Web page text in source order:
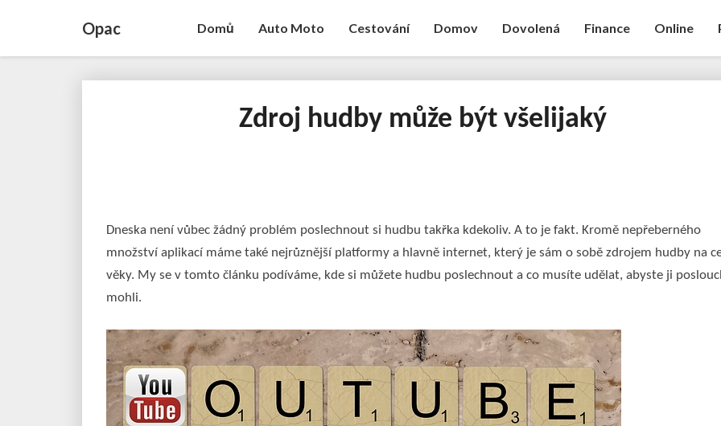
Opac Domů Auto Moto Cestování Domov Dovolená Finance Online
Zdroj
Zdroj hudby může být všelijaký
Dneska není vůbec žádný problém poslechnout si hudbu takřka kdekoliv. A to je fakt. Kromě nepřeberného
množství aplikací máme také nejrůznější platformy a hlavně internet, který je sám o sobě zdrojem hudby na
věky. My se v tomto článku podíváme, kde si můžete hudbu poslechnout a co musíte udělat, abyste ji
mohli.